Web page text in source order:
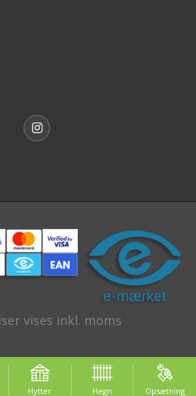
vises inkl. moms
Hytter Hegn Opsætning